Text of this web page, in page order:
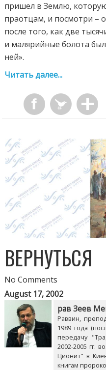
пришел в Землю,
праотцам, и посмотри –
после того, как две
и малярийные болота
Читать далее...
ВЕРНУТЬСЯ
No Comments
August 17, 2002
рав Зеев
Раввин,
1989 года
передачу
2002-2005 гг.
Ционит" в
книгам